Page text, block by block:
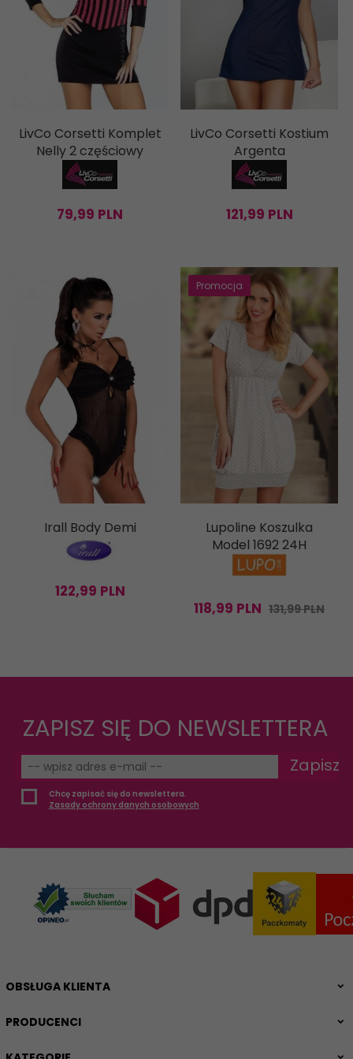
LivCo Corsetti Komplet
Nelly 2 częściowy
79,99 PLN
LivCo Corsetti Kostium
Argenta
121,99 PLN
Irall Body Demi
122,99 PLN
Promocja
Lupoline Koszulka
Model 1692 24H
118,99 PLN 131,99 PLN
ZAPISZ SIĘ DO NEWSLETTERA
Zapisz
Chcę zapisać się do newslettera.
Zasady ochrony danych osobowych
OBSŁUGA KLIENTA
PRODUCENCI